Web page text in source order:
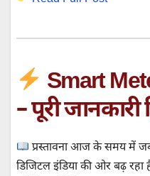
Smart
– पूरी जानकारी
प्रस्तावना आज के समय में
डिजिटल इंडिया की ओर बढ़ रहा